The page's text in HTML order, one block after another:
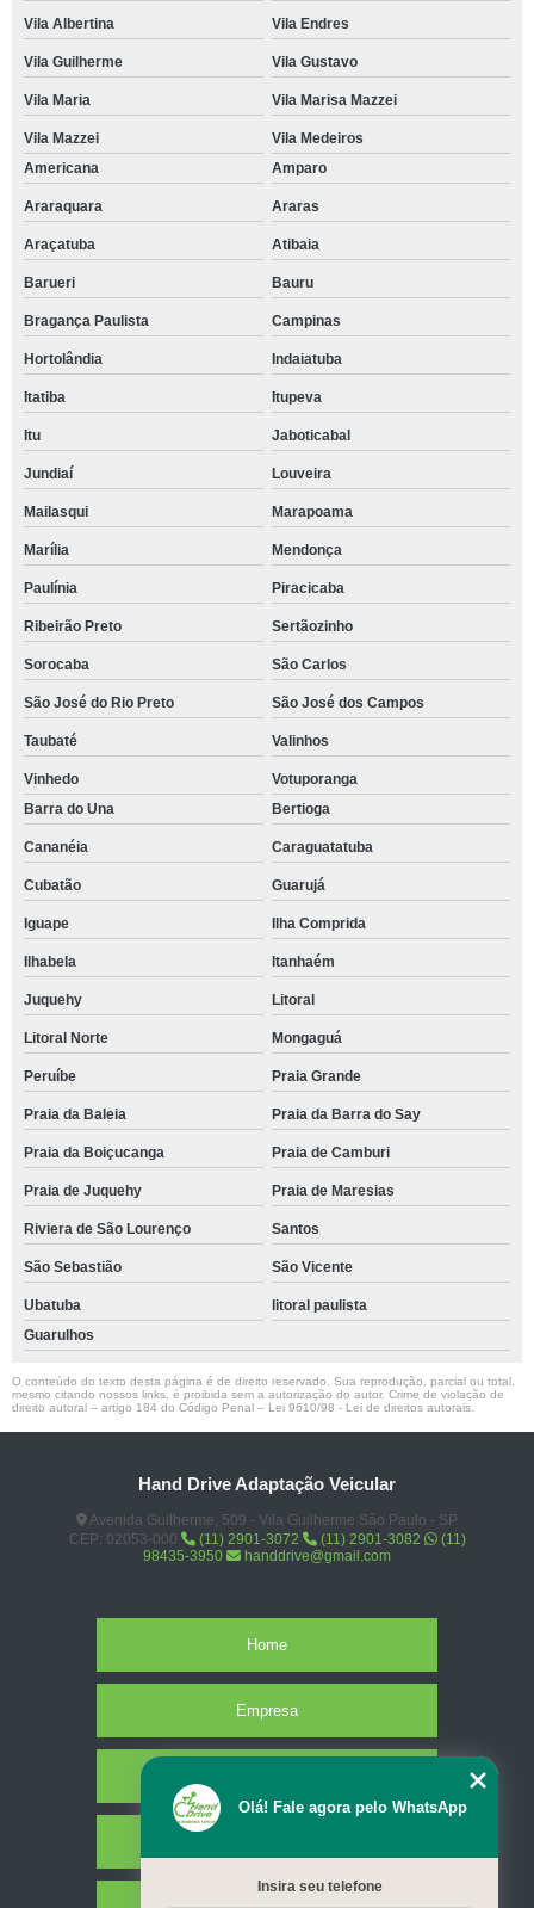
Vila Albertina Vila Endres
Vila Guilherme Vila Gustavo
Vila Maria Vila Marisa Mazzei
Vila Mazzei
Vila Medeiros
Americana
Amparo
Araraquara Araras
Araçatuba Atibaia
Barueri Bauru
Bragança Paulista Campinas
Hortolândia Indaiatuba
Itatiba Itupeva
Itu Jaboticabal
Jundiaí Louveira
Mailasqui Marapoama
Marília Mendonça
Paulínia Piracicaba
Ribeirão Preto Sertãozinho
Sorocaba São Carlos
São José do Rio Preto São José dos Campos
Taubaté Valinhos
Vinhedo
Votuporanga
Barra do Una
Bertioga
Cananéia Caraguatatuba
Cubatão Guarujá
Iguape Ilha Comprida
Ilhabela Itanhaém
Juquehy Litoral
Litoral Norte Mongaguá
Peruíbe Praia Grande
Praia da Baleia Praia da Barra do Say
Praia da Boiçucanga Praia de Camburi
Praia de Juquehy Praia de Maresias
Riviera de São Lourenço Santos
São Sebastião São Vicente
Ubatuba
litoral paulista
Guarulhos
O conteúdo do texto desta página é de direito reservado. Sua reprodução, parcial ou total,
mesmo citando nossos links, é proibida sem a autorização do autor. Crime de violação de
direito autoral – artigo 184 do Código Penal – Lei 9610/98 - Lei de direitos autorais
Hand Drive Adaptação Veicular
Avenida Guilherme, 509 - Vila Guilherme São Paulo - SP
CEP: 02053-000
(11) 2901-3072 (11) 2901-3082
(11)
98435-3950
handdrive@gmail.com
Home
Empresa
Olá! Fale agora pelo WhatsApp
Insira seu telefone